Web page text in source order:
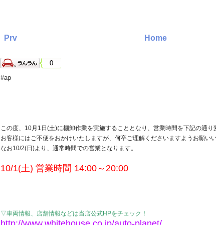
Prv Home
0
#ap
この度、10月1日(土)に棚卸作業を実施することとなり、営業時間を下記の通り
お客様にはご不便をおかけいたしますが、何卒ご理解くださいますようお願いい
なお10/2(日)より、通常時間での営業となります。
10/1(土) 営業時間 14:00～20:00
▽車両情報、店舗情報などは当店公式HPをチェック！